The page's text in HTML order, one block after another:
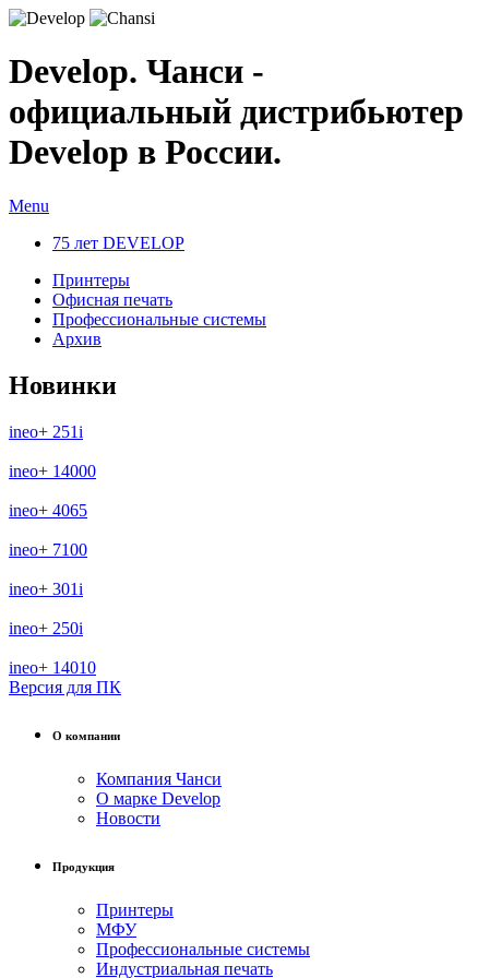
Develop. Чанси -
официальный дистрибьютер
Develop в России.
Menu
75 лет DEVELOP
Принтеры
Офисная печать
Профессиональные системы
Архив
Новинки
ineo+ 251i
ineo+ 14000
ineo+ 4065
ineo+ 7100
ineo+ 301i
ineo+ 250i
ineo+ 14010
Версия для ПК
О компании
Компания Чанси
О марке Develop
Новости
Продукция
Принтеры
МФУ
Профессиональные системы
Индустриальная печать